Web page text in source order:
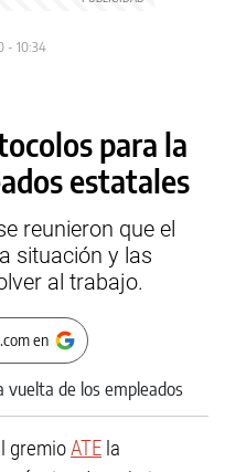
- 10:34
para la
estatales
reunieron que el
situación y las
al trabajo.
en
gremioATE la